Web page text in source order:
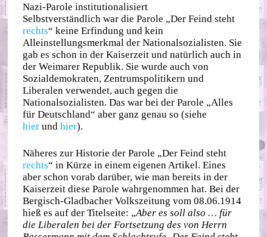
Nazi-Parole institutionalisiert
Selbstverständlich war die Parole „Der Feind steht
rechts“ keine Erfindung und kein
Alleinstellungsmerkmal der Nationalsozialisten. Sie
gab es schon in der Kaiserzeit und natürlich auch in
der Weimarer Republik. Sie wurde auch von
Sozialdemokraten, Zentrumspolitikern und
Liberalen verwendet, auch gegen die
Nationalsozialisten. Das war bei der Parole „Alles
für Deutschland“ aber ganz genau so (siehe
hier undhier).
Näheres zur Historie der Parole „Der Feind steht
rechts“ in Kürze in einem eigenen Artikel. Eines
aber schon vorab darüber, wie man bereits in der
Kaiserzeit diese Parole wahrgenommen hat. Bei der
Bergisch-Gladbacher Volkszeitung vom 08.06.1914
hieß es auf der Titelseite: „Aber es soll also … für
die Liberalen bei der Fortsetzung des von Herrn